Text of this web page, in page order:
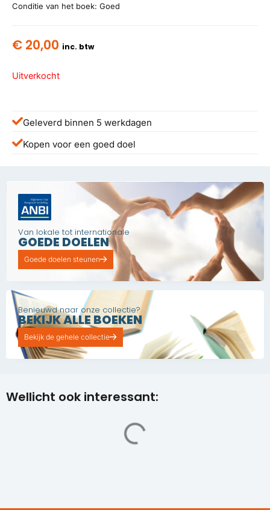
Conditie van het boek: Goed
€ 20,00 inc. btw
Uitverkocht
Geleverd binnen 5 werkdagen
Kopen voor een goed doel
Van lokale tot internationale
GOEDE DOELEN
Goede doelen steunen
Benieuwd naar onze collectie?
BEKIJK ALLE BOEKEN
Bekijk de gehele collectie
Wellicht ook interessant: